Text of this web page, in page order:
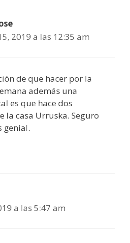
2019 a las 12:35 am
de que hacer por la
además una
es que hace dos
la casa Urruska. Seguro
genial.
a las 5:47 am